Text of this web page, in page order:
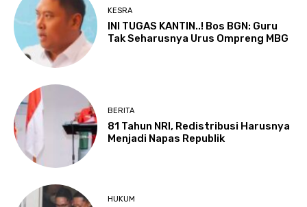
KESRA
INI TUGAS KANTIN..! Bos BGN: Guru
Tak Seharusnya Urus Ompreng MBG
BERITA
81 Tahun NRI, Redistribusi Harusnya
Menjadi Napas Republik
HUKUM